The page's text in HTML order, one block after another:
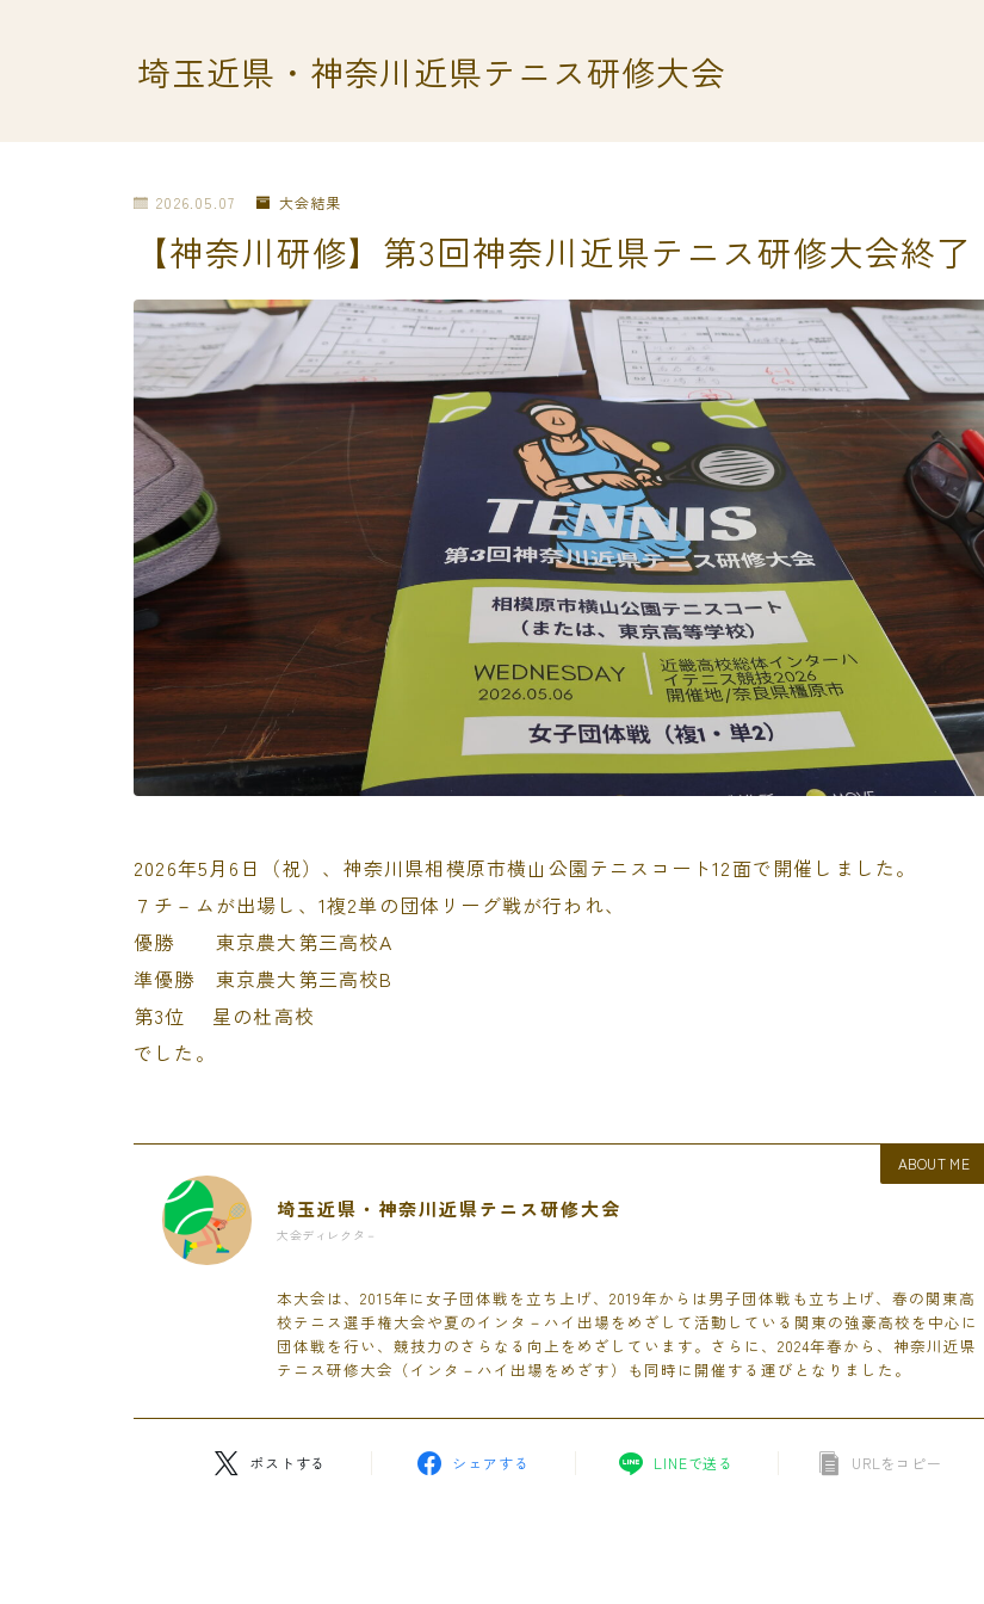
埼玉近県・神奈川近県テニス研修大会
2026.05.07 大会結果
【神奈川研修】第3回神奈川近県テニス研修大会終了
2026年5月6日（祝）、神奈川県相模原市横山公園テニスコート12面で開催しました。
７チ－ムが出場し、1複2単の団体リーグ戦が行われ、
優勝 東京農大第三高校A
準優勝 東京農大第三高校B
第3位 星の杜高校
でした。
ABOUT ME
埼玉近県・神奈川近県テニス研修大会
大会ディレクタ－
本大会は、2015年に女子団体戦を立ち上げ、2019年からは男子団体戦も立ち上げ、春の関東高
校テニス選手権大会や夏のインタ－ハイ出場をめざして活動している関東の強豪高校を中心に
団体戦を行い、競技力のさらなる向上をめざしています。さらに、2024年春から、神奈川近県
テニス研修大会（インタ－ハイ出場をめざす）も同時に開催する運びとなりました。
ポストする シェアする LINEで送る URLをコピー